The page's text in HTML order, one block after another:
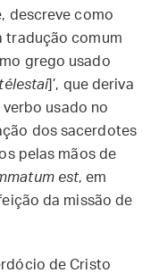
descreve como
tradução comum
grego usado
]’, que deriva
verbo usado no
dos sacerdotes
pelas mãos de
est, em
da missão de
de Cristo